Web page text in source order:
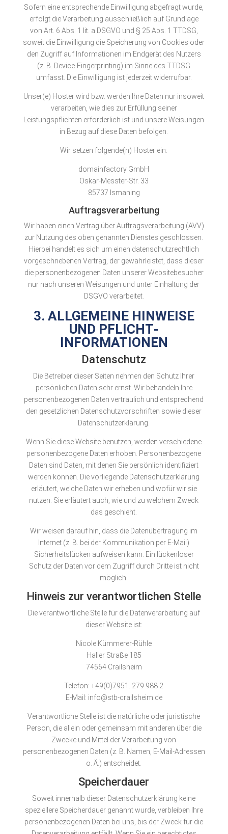
Sofern eine entsprechende Einwilligung abgefragt wurde,
erfolgt die Verarbeitung ausschließlich auf Grundlage
von Art. 6 Abs. 1 lit. a DSGVO und § 25 Abs. 1 TTDSG,
soweit die Einwilligung die Speicherung von Cookies oder
den Zugriff auf Informationen im Endgerät des Nutzers
(z. B. Device-Fingerprinting) im Sinne des TTDSG
umfasst. Die Einwilligung ist jederzeit widerrufbar.
Unser(e) Hoster wird bzw. werden Ihre Daten nur insoweit
verarbeiten, wie dies zur Erfüllung seiner
Leistungspflichten erforderlich ist und unsere Weisungen
in Bezug auf diese Daten befolgen.
Wir setzen folgende(n) Hoster ein:
domainfactory GmbH
Oskar-Messter-Str. 33
85737 Ismaning
Auftragsverarbeitung
Wir haben einen Vertrag über Auftragsverarbeitung (AVV)
zur Nutzung des oben genannten Dienstes geschlossen.
Hierbei handelt es sich um einen datenschutzrechtlich
vorgeschriebenen Vertrag, der gewährleistet, dass dieser
die personenbezogenen Daten unserer Websitebesucher
nur nach unseren Weisungen und unter Einhaltung der
DSGVO verarbeitet.
3. ALLGEMEINE HINWEISE
UND PFLICHT­
INFORMATIONEN
Datenschutz
Die Betreiber dieser Seiten nehmen den Schutz Ihrer
persönlichen Daten sehr ernst. Wir behandeln Ihre
personenbezogenen Daten vertraulich und entsprechend
den gesetzlichen Datenschutzvorschriften sowie dieser
Datenschutzerklärung.
Wenn Sie diese Website benutzen, werden verschiedene
personenbezogene Daten erhoben. Personenbezogene
Daten sind Daten, mit denen Sie persönlich identifiziert
werden können. Die vorliegende Datenschutzerklärung
erläutert, welche Daten wir erheben und wofür wir sie
nutzen. Sie erläutert auch, wie und zu welchem Zweck
das geschieht.
Wir weisen darauf hin, dass die Datenübertragung im
Internet (z. B. bei der Kommunikation per E-Mail)
Sicherheitslücken aufweisen kann. Ein lückenloser
Schutz der Daten vor dem Zugriff durch Dritte ist nicht
möglich.
Hinweis zur verantwortlichen Stelle
Die verantwortliche Stelle für die Datenverarbeitung auf
dieser Website ist:
Nicole Kümmerer-Rühle
Haller Straße 185
74564 Crailsheim
Telefon: +49(0)7951. 279 988 2
E-Mail: info@stb-crailsheim.de
Verantwortliche Stelle ist die natürliche oder juristische
Person, die allein oder gemeinsam mit anderen über die
Zwecke und Mittel der Verarbeitung von
personenbezogenen Daten (z. B. Namen, E-Mail-Adressen
o. Ä.) entscheidet.
Speicherdauer
Soweit innerhalb dieser Datenschutzerklärung keine
speziellere Speicherdauer genannt wurde, verbleiben Ihre
personenbezogenen Daten bei uns, bis der Zweck für die